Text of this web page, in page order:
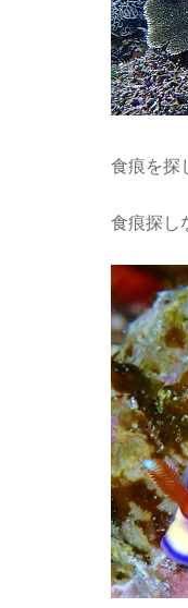
食痕を探
食痕探し